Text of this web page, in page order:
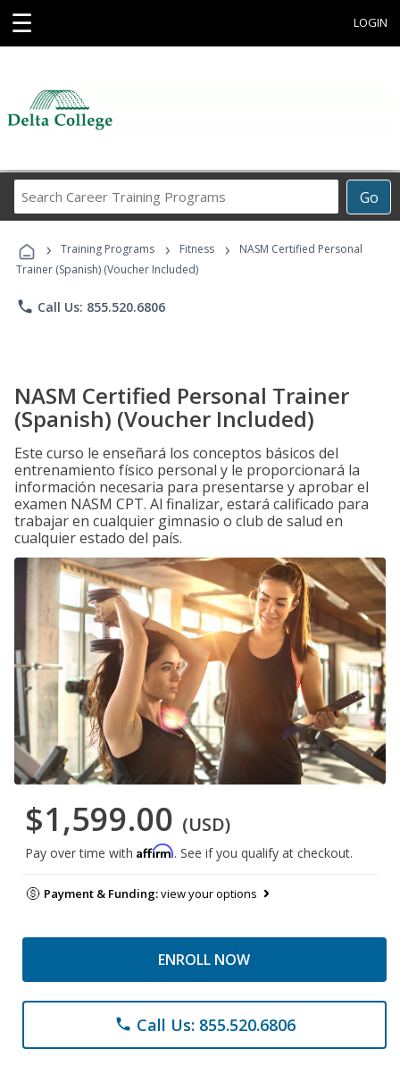
☰ LOGIN
Go
Career
Programs
› Training Programs › Fitness ›
NASM Certified Personal
Trainer (Spanish) (Voucher Included)
phone Call Us: 855.520.6806
NASM Certified Personal Trainer
(Spanish) (Voucher Included)
Este curso le enseñará los conceptos básicos del
entrenamiento físico personal y le proporcionará la
información necesaria para presentarse y aprobar el
examen NASM CPT. Al finalizar, estará calificado para
trabajar en cualquier gimnasio o club de salud en
cualquier estado del país.
$1,599.00 (USD)
Pay over time with Affirm. See if you qualify at checkout.
Payment & Funding:view your options
ENROLL NOW
phone Call Us: 855.520.6806